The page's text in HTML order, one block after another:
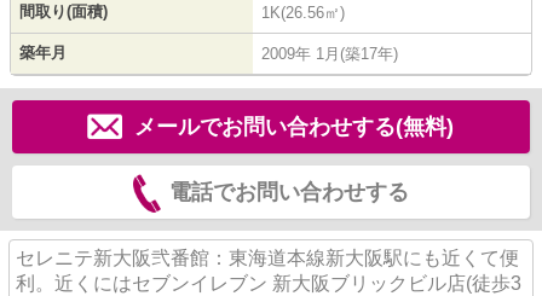
間取り(面積) 1K(26.56㎡)
築年月 2009年 1月(築17年)
メールでお問い合わせする(無料)
電話でお問い合わせする
セレニテ新大阪弐番館：東海道本線新大阪駅にも近くて便
利。近くにはセブンイレブン 新大阪ブリックビル店(徒歩3